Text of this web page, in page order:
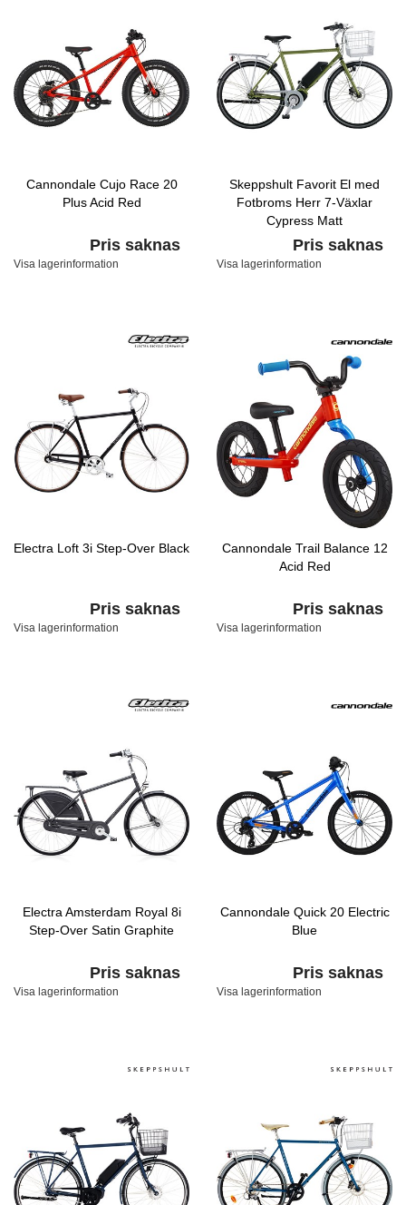
Cannondale Cujo Race 20
Plus Acid Red
Pris saknas
Visa lagerinformation
Skeppshult Favorit El med
Fotbroms Herr 7-Växlar
Cypress Matt
Pris saknas
Visa lagerinformation
Electra Loft 3i Step-Over Black
Pris saknas
Visa lagerinformation
Cannondale Trail Balance 12
Acid Red
Pris saknas
Visa lagerinformation
Electra Amsterdam Royal 8i
Step-Over Satin Graphite
Pris saknas
Visa lagerinformation
Cannondale Quick 20 Electric
Blue
Pris saknas
Visa lagerinformation